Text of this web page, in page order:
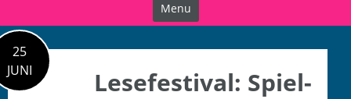
Menu
25
JUNI
Lesefestival: Spiel-